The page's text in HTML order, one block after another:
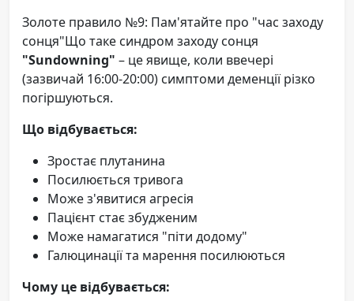
Золоте правило №9: Пам'ятайте про "час заходу
сонця"Що таке синдром заходу сонця
"Sundowning" – це явище, коли ввечері
(зазвичай 16:00-20:00) симптоми деменції різко
погіршуються.
Що відбувається:
Зростає плутанина
Посилюється тривога
Може з'явитися агресія
Пацієнт стає збудженим
Може намагатися "піти додому"
Галюцинації та марення посилюються
Чому це відбувається: